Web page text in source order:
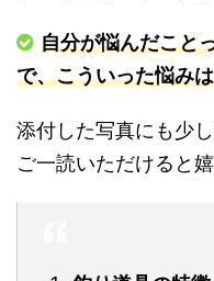
自分が悩んだこと
で、こういった悩み
添付した写真にも少
ご一読いただけると嬉